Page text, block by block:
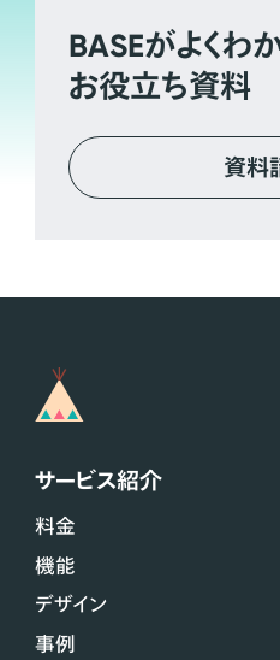
BASEがよくわ
お役立ち資料
資料
サービス紹介
料金
機能
デザイン
事例